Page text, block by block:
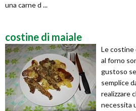
una carne d ...
costine di maiale
Le costine
al forno
gustoso
semplice
realizzare
necessita